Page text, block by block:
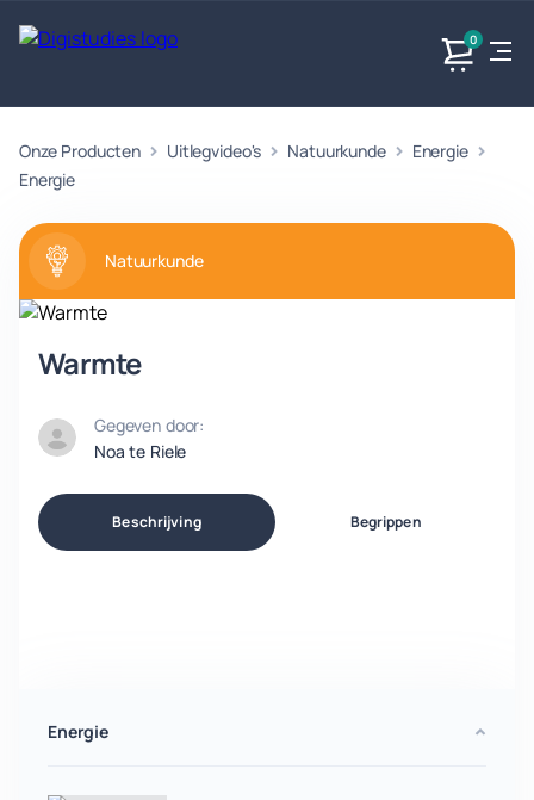
0
Exacte
vakken
Geen
vakken.
Taalvakken
vakken.
Maatschappijvakken Producten
Onze Producten Uitlegvideo's Natuurkunde
Energie
Energie
Natuurkunde
Warmte
Gegeven door:
Noa te Riele
Beschrijving Begrippen
Energie